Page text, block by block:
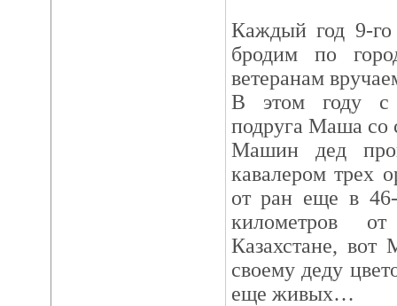
Каждый год 9-
бродим по
ветеранам
В этом году с
подруга Маша со
Машин дед
кавалером трех
от ран еще в
километров
Казахстане, вот
своему деду
еще живых…